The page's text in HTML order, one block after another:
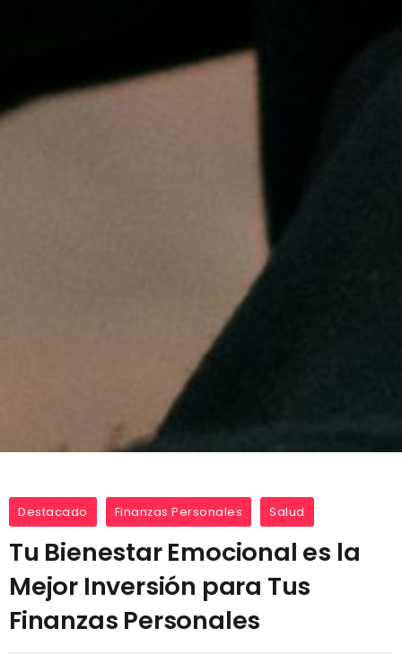
Destacado Finanzas Personales Salud
Tu Bienestar Emocional es la
Mejor Inversión para Tus
Finanzas Personales